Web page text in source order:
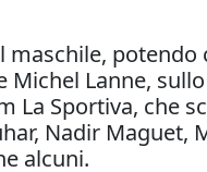
Lanne,
La Sportiva, che
Nadir
alcuni.